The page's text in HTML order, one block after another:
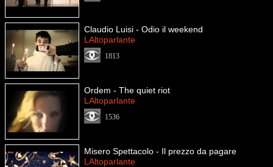
Claudio Luisi - Odio il weekend
LAltoparlante
1813
Ordem - The quiet riot
LAltoparlante
1536
Misero Spettacolo - Il prezzo da pagare
LAltoparlante